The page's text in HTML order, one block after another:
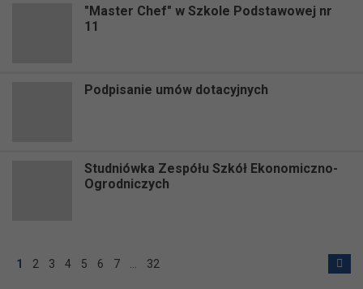
"Master Chef" w Szkole Podstawowej nr
11
Podpisanie umów dotacyjnych
Studniówka Zespółu Szkół Ekonomiczno-
Ogrodniczych
1 2 3 4 5 6 7 32